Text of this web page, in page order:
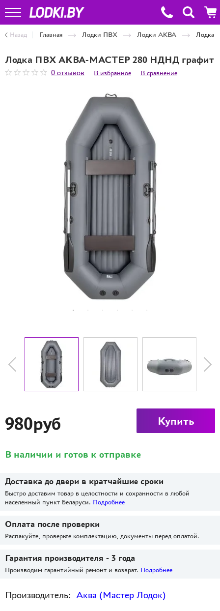
Назад Главная Лодки ПВХ Лодки АКВА Лодка
Лодка ПВХ АКВА-МАСТЕР 280 НДНД графит
0 отзывов В избранное В сравнение
980руб Купить
В наличии и готов к отправке
Доставка до двери в кратчайшие сроки
Быстро доставим товар в целостности и сохранности в любой
населенный пункт Беларуси. Подробнее
Оплата после проверки
Распакуйте, проверьте комплектацию, документы перед оплатой.
Гарантия производителя - 3 года
Производим гарантийный ремонт и возврат. Подробнее
Производитель: Аква (Мастер Лодок)